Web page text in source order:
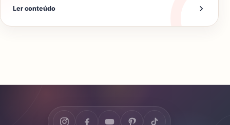
Ler conteúdo